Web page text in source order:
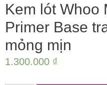
Kem lót Whoo
Primer Base
mỏng mịn
1.300.000 ₫